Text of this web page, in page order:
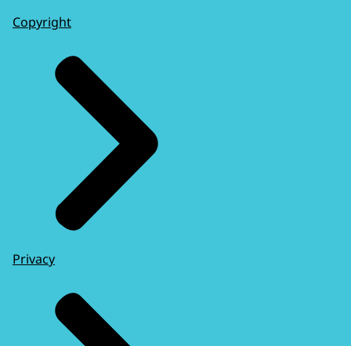
Copyright
Privacy